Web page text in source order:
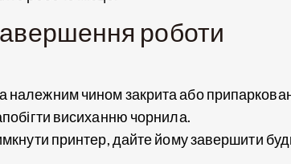
роботи
належним чином закрита або
висиханню чорнила.
принтер, дайте йому завершити